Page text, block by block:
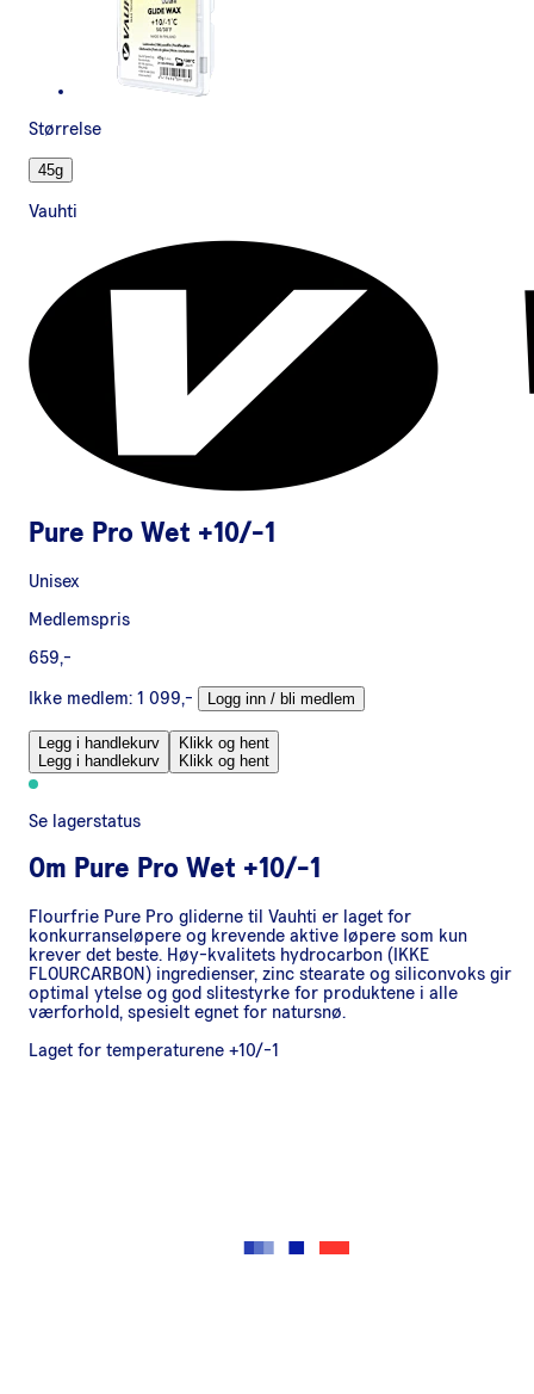
Størrelse
45g
Vauhti
Pure Pro Wet +10/-1
Unisex
Medlemspris
659,-
Ikke medlem: 1 099,- Logg inn / bli medlem
Legg i handlekurv
Legg i handlekurv
Klikk og hent
Klikk og hent
Se lagerstatus
Om Pure Pro Wet +10/-1
Flourfrie Pure Pro gliderne til Vauhti er laget for
konkurranseløpere og krevende aktive løpere som kun
krever det beste. Høy-kvalitets hydrocarbon (IKKE
FLOURCARBON) ingredienser, zinc stearate og siliconvoks gir
optimal ytelse og god slitestyrke for produktene i alle
værforhold, spesielt egnet for natursnø.
Laget for temperaturene +10/-1